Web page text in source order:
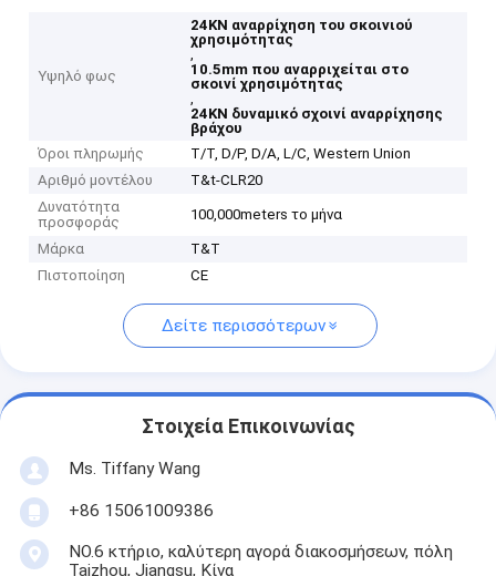
Υψηλό φως
24KN αναρρίχηση του σκοινιού
χρησιμότητας
,
10.5mm που αναρριχείται στο
σκοινί χρησιμότητας
,
24KN δυναμικό σχοινί αναρρίχησης
βράχου
Όροι πληρωμής
T/T, D/P, D/A, L/C, Western Union
Αριθμό μοντέλου
T&t-CLR20
Δυνατότητα
προσφοράς
100,000meters το μήνα
Μάρκα
T&T
Πιστοποίηση
CE
Δείτε περισσότερων
Στοιχεία Επικοινωνίας
Ms. Tiffany Wang
+86 15061009386
NO.6 κτήριο, καλύτερη αγορά διακοσμήσεων, πόλη
Taizhou, Jiangsu, Κίνα